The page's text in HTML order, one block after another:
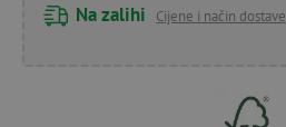
Na zalihi Cijene i način dostave